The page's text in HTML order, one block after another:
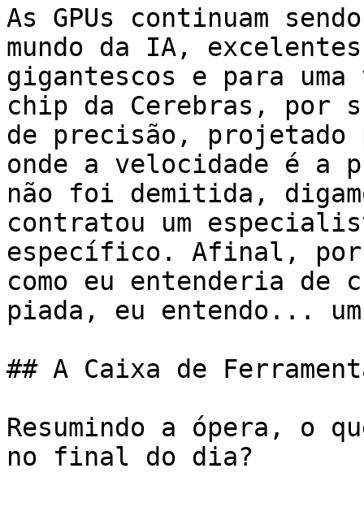
As GPUs continuam
mundo da IA,
gigantescos e para
chip da Cerebras, por
de precisão, projetado
onde a velocidade é a
não foi demitida,
contratou um
específico. Afinal, por
como eu entenderia de
piada, eu entendo...
## A Caixa de
Resumindo a ópera, o
no final do dia?